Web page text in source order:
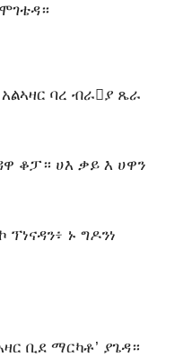
ባረ ብራያ ጼራ
ቆፓ። ሀእ ቃይ እ ሀዋን
ኑ ግዶንነ
ቢደ ማርካቶ’ ያጌዳ።